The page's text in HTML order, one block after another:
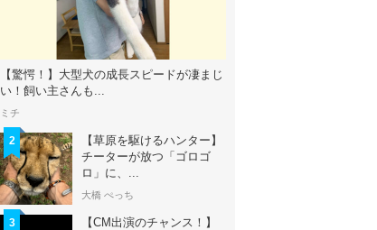
【驚愕！】大型犬の成長スピードが凄まじ
い！飼い主さんも...
ミチ
2
【草原を駆けるハンター】
チーターが放つ「ゴロゴ
ロ」に、...
大橋 ぺっち
3
【CM出演のチャンス！】